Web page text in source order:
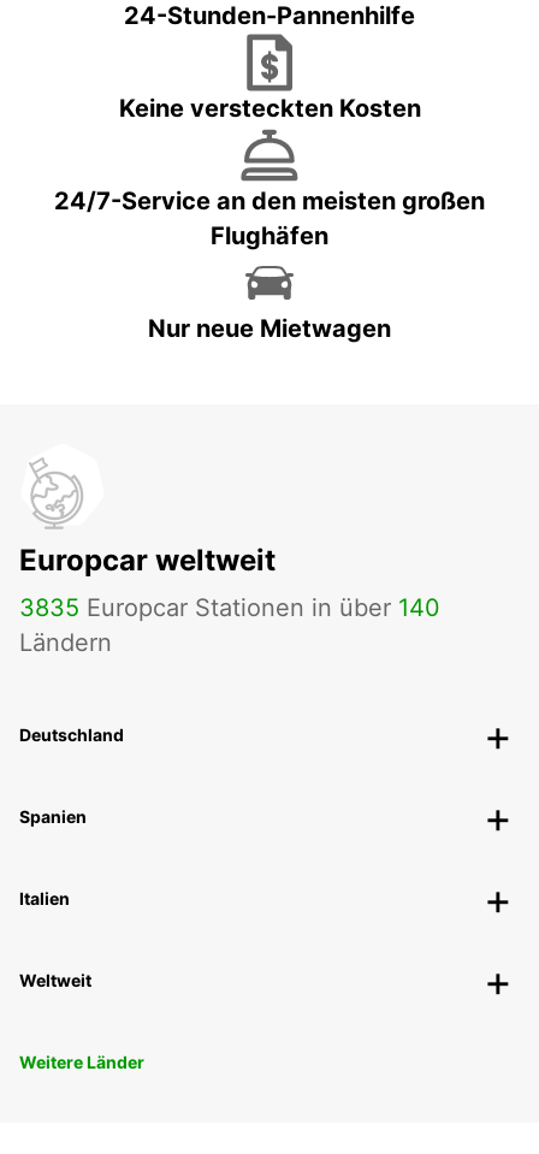
24-Stunden-Pannenhilfe
Keine versteckten Kosten
24/7-Service an den meisten großen
Flughäfen
Nur neue Mietwagen
Europcar weltweit
3835 Europcar Stationen in über 140
Ländern
Deutschland
Spanien
Italien
Weltweit
Weitere Länder